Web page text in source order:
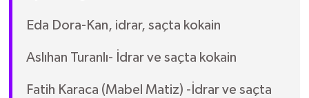
Eda Dora-Kan, idrar, saçta kokain
Aslıhan Turanlı- İdrar ve saçta kokain
Fatih Karaca (Mabel Matiz) -İdrar ve saçta